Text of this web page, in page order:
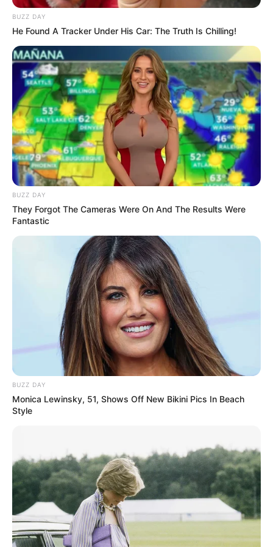
In der Welt der Gartenarbeit gibt es viele
bewährte Methoden, um das Wachstum und
die Gesundheit Ihrer Pflanzen zu fördern. Doch
manchmal entdeckt man eine unkonventionelle
Technik, die wahre Wunder bewirkt. Eine solche
Methode ist das Einbringen von Backpulver in
den Gartenboden. Klingt ungewöhnlich?
Vielleicht. Doch die Ergebnisse sprechen für
sich. Lassen Sie mich Ihnen erklären, warum
das Hinzufügen eines Teelöffels Backpulver in
den Boden eine außergewöhnliche Praxis ist
und welche erstaunlichen Veränderungen Sie in
Ihrem Garten beobachten können.
warum wird es in der Küche verwendet?
Backpulver ist eine Mischung aus
Natriumbicarbonat (Natron) und einer Säure,
wie zum Beispiel Weinstein oder Zitronensäure.
Wenn es mit Feuchtigkeit und Hitze in
Berührung kommt, setzt es Kohlendioxid frei,
das den Teig aufbläht und für luftige
BUZZ DAY
He Found A Tracker Under His Car: The Truth Is Chilling!
BUZZ DAY
They Forgot The Cameras Were On And The Results Were
Fantastic
BUZZ DAY
Monica Lewinsky, 51, Shows Off New Bikini Pics In Beach
Style